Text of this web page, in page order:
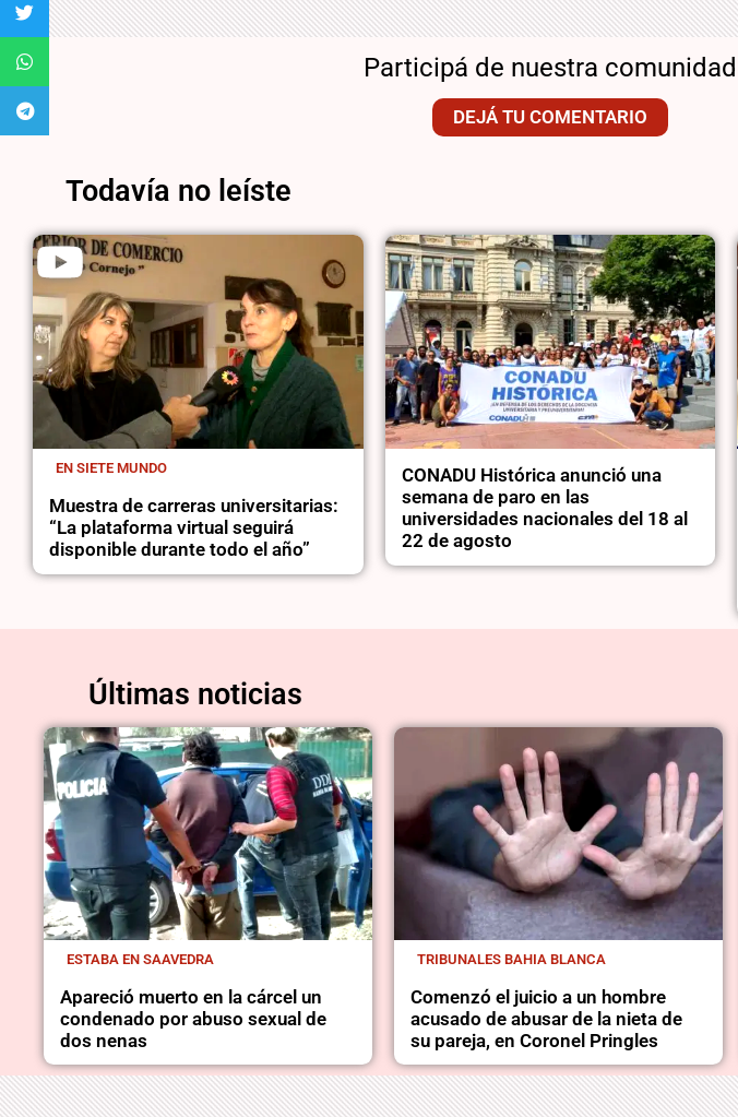
Participá de nuestra comunidad
DEJÁ TU COMENTARIO
Todavía no leíste
EN SIETE MUNDO
Muestra de carreras universitarias:
“La plataforma virtual seguirá
disponible durante todo el año”
CONADU Histórica anunció una
semana de paro en las
universidades nacionales del 18 al
22 de agosto
Últimas noticias
ESTABA EN SAAVEDRA
Apareció muerto en la cárcel un
condenado por abuso sexual de
dos nenas
TRIBUNALES BAHIA BLANCA
Comenzó el juicio a un hombre
acusado de abusar de la nieta de
su pareja, en Coronel Pringles